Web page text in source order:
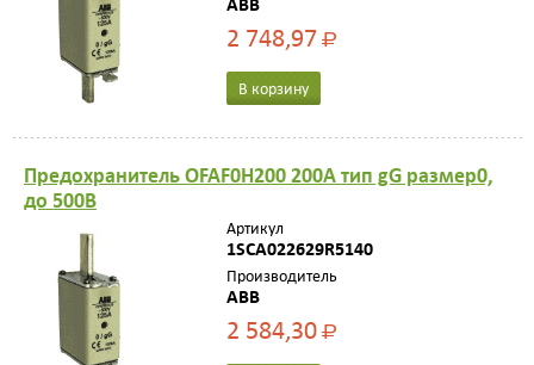
2 748,97Р
В корзину
Предохранитель OFAF0H200 200А тип gG размер0,
до 500В
Артикул
1SCA022629R5140
Производитель
ABB
2 584,30Р